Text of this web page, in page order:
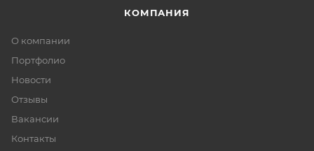
КОМПАНИЯ
О компании
Портфолио
Новости
Отзывы
Вакансии
Контакты